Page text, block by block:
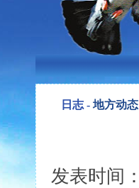
日志 - 地方动态
发表时间